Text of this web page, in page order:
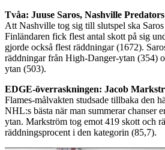
Tvåa: Juuse Saros, Nashville Predators
Att Nashville tog sig till slutspel ska
Finländaren fick flest antal skott på sig
gjorde också flest räddningar (1672).
räddningar från High-Danger-ytan (354)
ytan (503).
EDGE-överraskningen: Jacob
Flames-målvakten studsade tillbaka den
NHL:s bästa när man summerar chanser
ytan. Markström tog emot 419 skott och
räddningsprocent i den kategorin (85,7).